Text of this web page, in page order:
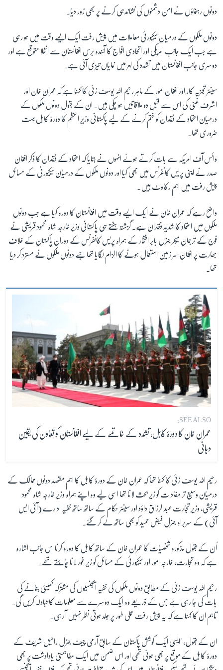
زبان
دونوں رہنماؤں نے امن دشمنوں کی نشاندہی کرنے پر بھی زور دیا۔
دونوں ملکوں کے درمیان سیکیورٹی معاملات میں پیش رفت ایک ایسے وقت میں ہو رہی
ہے جب ایک جانب امریکی اور اتحادی افواج کا آئندہ برس افغانستان سے انخلا متوقع ہے اور
دوسری جانب افغانستان میں تشدد کی لہر میں نمایاں تیزی آئی ہے۔
سینئر تجزیہ کار اور افغان امور کے ماہر رحیم اللہ یوسف زئی کا کہنا ہے کہ عمران خان اور
اشرف غنی کی اس سے قبل دو ملاقاتیں ہو چکی ہیں۔ ان کے بقول دونوں ملکوں کے
درمیان اعتماد کے فقدان کو ختم کرنے کے لیے پاکستانی وزیرِ اعظم کا دورۂ کابل بہت
ضروری تھا۔
وائس آف امریکہ سے بات کرتے ہوئے انہوں نے بتایا کہ اعتماد کے فقدان کا ذکر افغان
صدر نے اپنی پریس کانفرنس میں بھی کیا اور دونوں ملکوں کے درمیان سیکیورٹی کے مسائل
پیش رفت میں اہم رکاوٹ ہیں۔
واضح رہے کہ عمران خان نے ایک ایسے وقت میں افغانستان کا دورہ کیا ہے جب دونوں
ملکوں میں اعتماد کا شدید فقدان ہے۔ گزشتہ ہفتے ہی پاکستانی وزیرِ خارجہ شاہ محمود قریشی نے
فوج کے ترجمان میجر جنرل بابر افتخار کے ہمراہ پریس کانفرنس کے دوران پاکستان کے خلاف
بھارت پر افغان سر زمین استعمال ہونے کا الزام لگایا تھا جسے دونوں ملکوں نے مسترد کر دیا
تھا۔
SEE ALSO:
عمران خان کا دورۂ کابل، تشدد کے خاتمے کے لیے افغانستان کو تعاون کی یقین
دہانی
رحیم اللہ یوسف زئی کا کہنا تھا کہ عمران خان کے دورۂ کابل کا اہم مقصد دونوں ممالک کے
درمیان وسیع تر مفادات کو زیر بحث لانا تھا اسی لیے وہ اپنے ہمراہ وزیرِ خارجہ شاہ محمود
قریشی، وزیرِ تجارت عبدالرزاق داؤد اور سینئر حکام کے ساتھ ساتھ خفیہ ادارے (آئی ایس
آئی) کے سربراہ جنرل فیض حمید کو بھی ساتھ لے کر گئے۔
اُن کے بقول مذکورہ شخصیات کا عمران خان کے ساتھ کابل کا دورہ کرنا اس جانب اشارہ
ہے کہ وہ تجارت، خارجہ امور اور سیکیورٹی کے مسائل کو زیر غور لانا چاہتے تھے۔
رحیم اللہ یوسف زئی کے مطابق دونوں ملکوں کی خفیہ ایجنسیوں کی مشترکہ کمیٹی بنانے کی
بات کی جا رہی ہے جس کے ذریعے وہ ایک دوسرے سے معلومات کا تبادلہ کریں گی۔
تاہم ان کا کہنا ہے کہ یہ پیش رفت عملی طور پر جلد ہوتی نظر نہیں آ رہی۔
ان کے بقول، "ایسی ایک کوشش پاکستان کے سابق آرمی چیف جنرل راحیل شریف کے
دورۂ کابل کے موقع پر بھی ہوئی تھی اور اس ضمن میں ایک مفاہمتی یادادشت پر بھی